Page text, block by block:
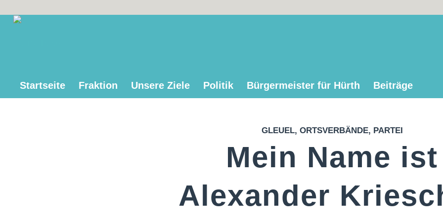
Startseite Fraktion Unsere Ziele Politik Bürgermeister für Hürth Beiträge
GLEUEL, ORTSVERBÄNDE, PARTEI
Mein Name ist
Alexander